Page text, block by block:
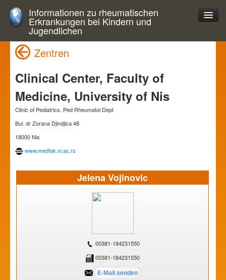
Informationen zu rheumatischen
Erkrankungen bei Kindern und
Jugendlichen
Zentren
Clinical Center, Faculty of
Medicine, University of Nis
Clinic of Pediatrics, Ped Rheumatol Dept
Bul. dr Zorana Djindjica 48
18000 Nis
www.medfak.ni.ac.rs
Jelena Vojinovic
00381-184231550
00381-184231550